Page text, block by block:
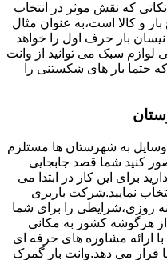
که نقش موثر در انتخاب
بار و کالا است،به عنوان مثال
نیسان بار حرف اول را خواهد
لوازم سبک می توانید از وانت
که حتما بار های شکستنی را
به شهرستان ها مستلزم
کنید شما قصد جابجایی
برای این کار در ابتدا می
نمایید.شرکت باربری
روزی،شرایطی را برای شما
از هرگوشه کشور به مکانی
ارائه مشاوره های حرفه ای
می دهد.وانت بار گمرک